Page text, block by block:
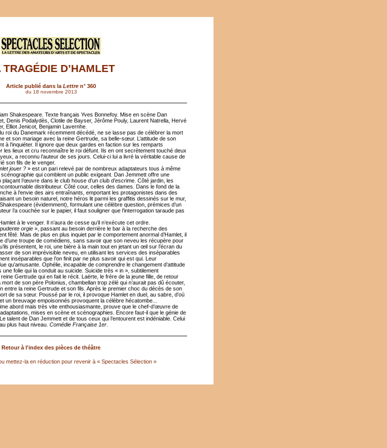
TRAGÉDIE D’HAMLET
Article publié dans la Lettre n° 360
du 18 novembre 2013
Shakespeare. Texte français Yves Bonnefoy. Mise en scène Dan
Denis Podalydès, Clotile de Bayser, Jérôme Pouly, Laurent Natrella, Hervé
Elliot Jenicot, Benjamin Lavernhe.
roi du Danemark récemment décédé, ne se lasse pas de célébrer la mort
et son mariage avec la reine Gertrude, sa belle-sœur. L’attitude de son
à l’inquiéter. Il ignore que deux gardes en faction sur les remparts
les lieux et cru reconnaître le roi défunt. Ils en ont secrètement touché deux
a reconnu l’auteur de ses jours. Celui-ci lui a livré la véritable cause de
son fils de le venger.
jouer ? » est un pari relevé par de nombreux adaptateurs tous à même
qui comblent un public exigeant. Dan Jemmett offre une
l’œuvre dans le club house d’un club d’escrime. Côté jardin, les
distributeur. Côté cour, celles des dames. Dans le fond de la
à l’envie des airs entraînants, emportant les protagonistes dans des
un besoin naturel, notre héros lit parmi les graffitis dessinés sur le mur,
(évidemment), formulant une célèbre question, prémices d’un
l’a couchée sur le papier, il faut souligner que l’interrogation taraude pas
à le venger. Il n’aura de cesse qu’il n’exécute cet ordre.
orgie », passant au besoin derrière le bar à la recherche des
fêté. Mais de plus en plus inquiet par le comportement anormal d’Hamlet, il
d’une troupe de comédiens, sans savoir que son neveu les récupère pour
présentent, le roi, une bière à la main tout en jetant un œil sur l’écran du
de son imprévisible neveu, en utilisant les services des inséparables
inséparables que l’on finit par ne plus savoir qui est qui. Leur
qu’amusante. Ophélie, incapable de comprendre le changement d’attitude
une folie qui la conduit au suicide. Suicide très « in », subtilement
Gertrude qui en fait le récit. Laërte, le frère de la jeune fille, de retour
de son père Polonius, chambellan trop zélé qui n’aurait pas dû écouter,
entre la reine Gertrude et son fils. Après le premier choc du décès de son
de sa sœur. Poussé par le roi, il provoque Hamlet en duel, au sabre, d’où
un breuvage empoisonnés provoquent la célèbre hécatombe...
abord mais très vite enthousiasmante, prouve que le chef-d’œuvre de
mises en scène et scénographies. Encore faut-il que le génie de
talent de Dan Jemmett et de tous ceux qui l’entourent est indéniable. Celui
plus haut niveau. Comédie Française 1er
Retour à l'index des pièces de théâtre
mettez-la en réduction pour revenir à « Spectacles Sélection »